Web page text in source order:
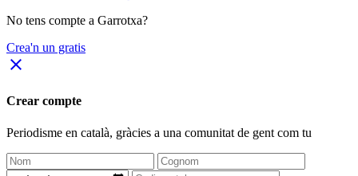
No tens compte a Garrotxa?
Crea'n un gratis
close
Crear compte
Periodisme en català, gràcies a una comunitat de gent com tu